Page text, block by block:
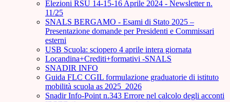
Elezioni RSU 14-15-16 Aprile 2024 - Newsletter n.
11/25
SNALS BERGAMO - Esami di Stato 2025 –
Presentazione domande per Presidenti e Commissari
esterni
USB Scuola: sciopero 4 aprile intera giornata
Locandina+Crediti+formativi -SNALS
SNADIR INFO
Guida FLC CGIL formulazione graduatorie di istituto
mobilità scuola as 2025_2026
Snadir Info-Point n.343 Errore nel calcolo degli acconti